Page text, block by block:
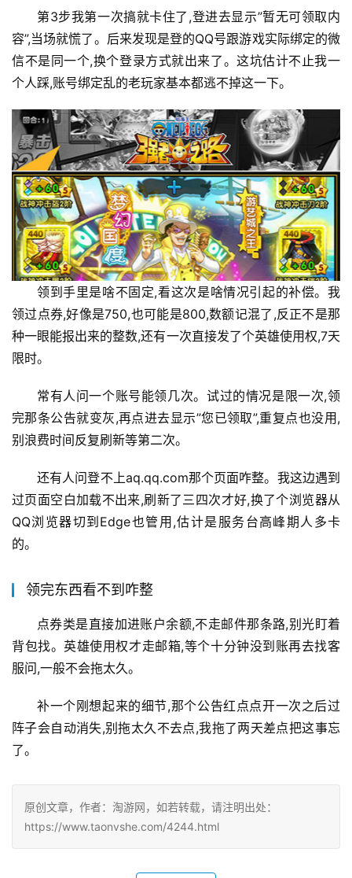
第3步我第一次搞就卡住了,登进去显示”暂无可领取内
容”,当场就慌了。后来发现是登的QQ号跟游戏实际绑定的微
信不是同一个,换个登录方式就出来了。这坑估计不止我一
个人踩,账号绑定乱的老玩家基本都逃不掉这一下。
领到手里是啥不固定,看这次是啥情况引起的补偿。我
领过点券,好像是750,也可能是800,数额记混了,反正不是那
种一眼能报出来的整数,还有一次直接发了个英雄使用权,7天
限时。
常有人问一个账号能领几次。试过的情况是限一次,领
完那条公告就变灰,再点进去显示”您已领取”,重复点也没用,
别浪费时间反复刷新等第二次。
还有人问登不上aq.qq.com那个页面咋整。我这边遇到
过页面空白加载不出来,刷新了三四次才好,换了个浏览器从
QQ浏览器切到Edge也管用,估计是服务台高峰期人多卡
的。
领完东西看不到咋整
点券类是直接加进账户余额,不走邮件那条路,别光盯着
背包找。英雄使用权才走邮箱,等个十分钟没到账再去找客
服问,一般不会拖太久。
补一个刚想起来的细节,那个公告红点点开一次之后过
阵子会自动消失,别拖太久不去点,我拖了两天差点把这事忘
了。
原创文章，作者：淘游网，如若转载，请注明出处：
https://www.taonvshe.com/4244.html